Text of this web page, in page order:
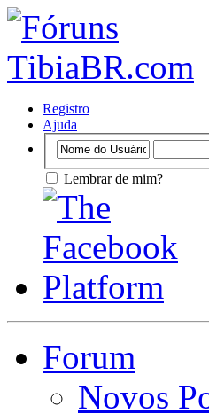
Registro
Ajuda
Lembrar de mim?
Forum
Novos